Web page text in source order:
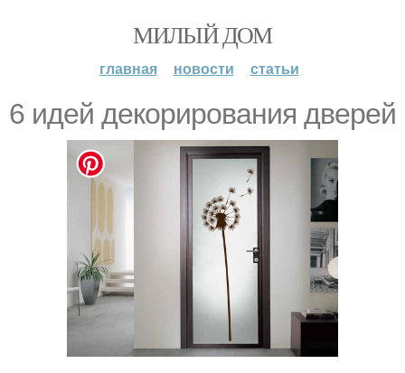
МИЛЫЙ ДОМ
главная новости статьи
6 идей декорирования дверей